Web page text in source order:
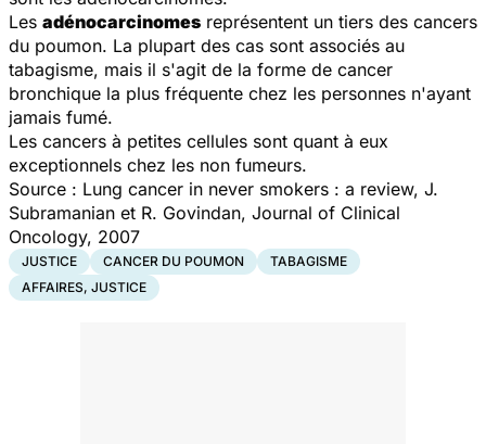
Les adénocarcinomes représentent un tiers des cancers
du poumon. La plupart des cas sont associés au
tabagisme, mais il s'agit de la forme de cancer
bronchique la plus fréquente chez les personnes n'ayant
jamais fumé.
Les cancers à petites cellules sont quant à eux
exceptionnels chez les non fumeurs.
Source : Lung cancer in never smokers : a review, J.
Subramanian et R. Govindan, Journal of Clinical
Oncology, 2007
JUSTICE CANCER DU POUMON
TABAGISME
AFFAIRES, JUSTICE